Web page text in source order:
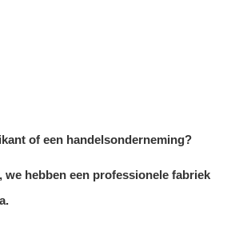
of een handelsonderneming?
hebben een professionele fabriek